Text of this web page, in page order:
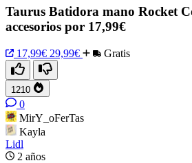
Taurus Batidora mano Rocket
accesorios por 17,99€
17,99€ 29,99€ Gratis
1210
0
MirY_oFerTas
Kayla
Lidl
2 años